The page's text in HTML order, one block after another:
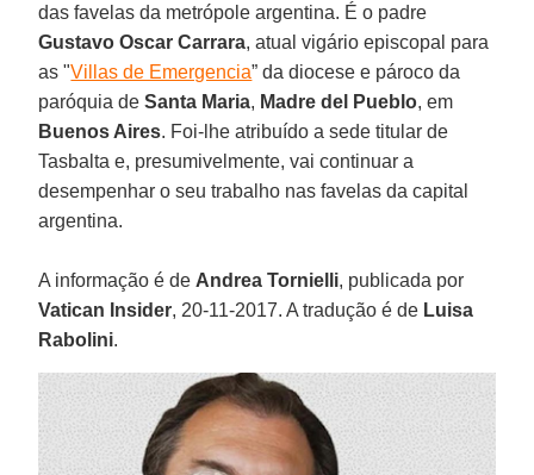
das favelas da metrópole argentina. É o padre
Gustavo Oscar Carrara, atual vigário episcopal para
as "Villas de Emergencia” da diocese e pároco da
paróquia deSanta Maria, Madre del Pueblo, em
Buenos Aires. Foi-lhe atribuído a sede titular de
Tasbalta e, presumivelmente, vai continuar a
desempenhar o seu trabalho nas favelas da capital
argentina.
A informação é de Andrea Tornielli, publicada por
Vatican Insider, 20-11-2017. A tradução é de Luisa
Rabolini.